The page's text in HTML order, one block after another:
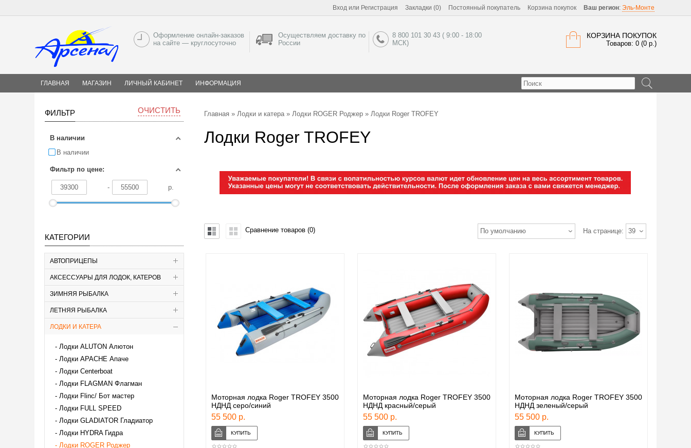
Вход или Регистрация Закладки (0) Постоянный покупатель Корзина покупок Ваш регион: Эль-Монте
КОРЗИНА ПОКУПОК
Товаров: 0 (0 р.)
Оформление онлайн-заказов
на сайте — круглосуточно
Осуществляем доставку по
России
8 800 101 30 43 ( 9:00 - 18:00
МСК)
ГЛАВНАЯ МАГАЗИН ЛИЧНЫЙ КАБИНЕТ ИНФОРМАЦИЯ
ФИЛЬТР ОЧИСТИТЬ
В наличии
В наличии
Фильтр по цене:
- р.
КАТЕГОРИИ
АВТОПРИЦЕПЫ
АКСЕССУАРЫ ДЛЯ ЛОДОК, КАТЕРОВ
ЗИМНЯЯ РЫБАЛКА
ЛЕТНЯЯ РЫБАЛКА
ЛОДКИ И КАТЕРА
Лодки ALUTON Алютон
Лодки APACHE Апаче
Лодки Centerboat
Лодки FLAGMAN Флагман
Лодки Flinc/ Бот мастер
Лодки FULL SPEED
Лодки GLADIATOR Гладиатор
Лодки HYDRA Гидра
Лодки ROGER Роджер
Главная » Лодки и катера» Лодки ROGER Роджер » Лодки Roger TROFEY
Лодки Roger TROFEY
На странице: 39
По умолчанию
Сравнение товаров (0)
Моторная лодка Roger TROFEY 3500
НДНД серо/синий
55 500 р.
Моторная лодка Roger TROFEY 3500
НДНД красный/серый
55 500 р.
Моторная лодка Roger TROFEY 3500
НДНД зеленый/серый
55 500 р.